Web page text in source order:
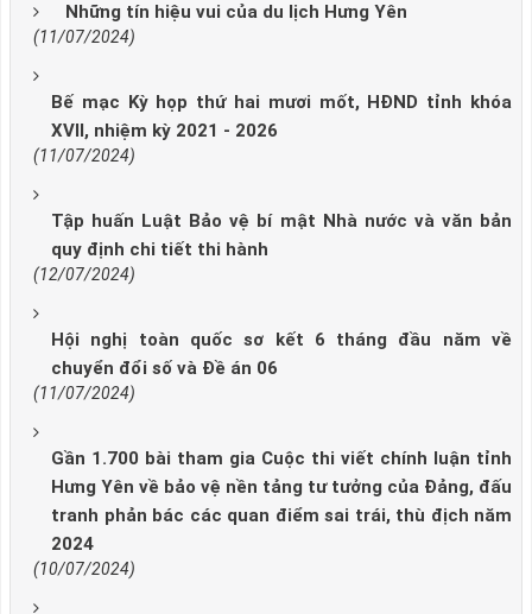
Những tín hiệu vui của du lịch Hưng Yên
(11/07/2024)
Bế mạc Kỳ họp thứ hai mươi mốt, HĐND tỉnh khóa
XVII, nhiệm kỳ 2021 - 2026
(11/07/2024)
Tập huấn Luật Bảo vệ bí mật Nhà nước và văn bản
quy định chi tiết thi hành
(12/07/2024)
Hội nghị toàn quốc sơ kết 6 tháng đầu năm về
chuyển đổi số và Đề án 06
(11/07/2024)
Gần 1.700 bài tham gia Cuộc thi viết chính luận tỉnh
Hưng Yên về bảo vệ nền tảng tư tưởng của Đảng, đấu
tranh phản bác các quan điểm sai trái, thù địch năm
2024
(10/07/2024)